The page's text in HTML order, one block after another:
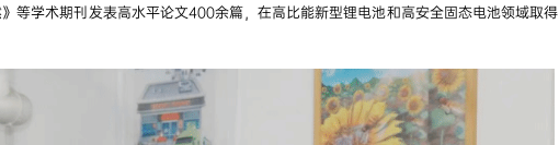
等学术期刊发表高水平论文400余篇，在高比能新型锂电池和高安全固态电池领域取得